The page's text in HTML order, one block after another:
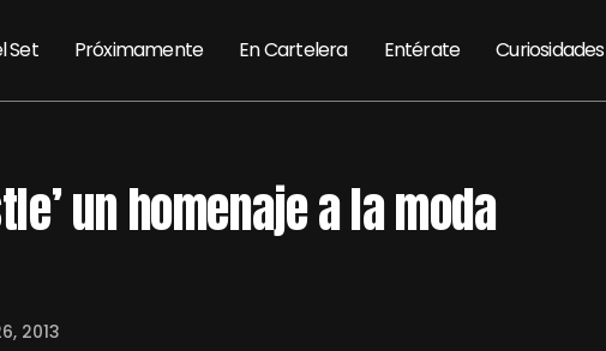
Set Próximamente En Cartelera Entérate Curiosidades
un homenaje a la moda
2013